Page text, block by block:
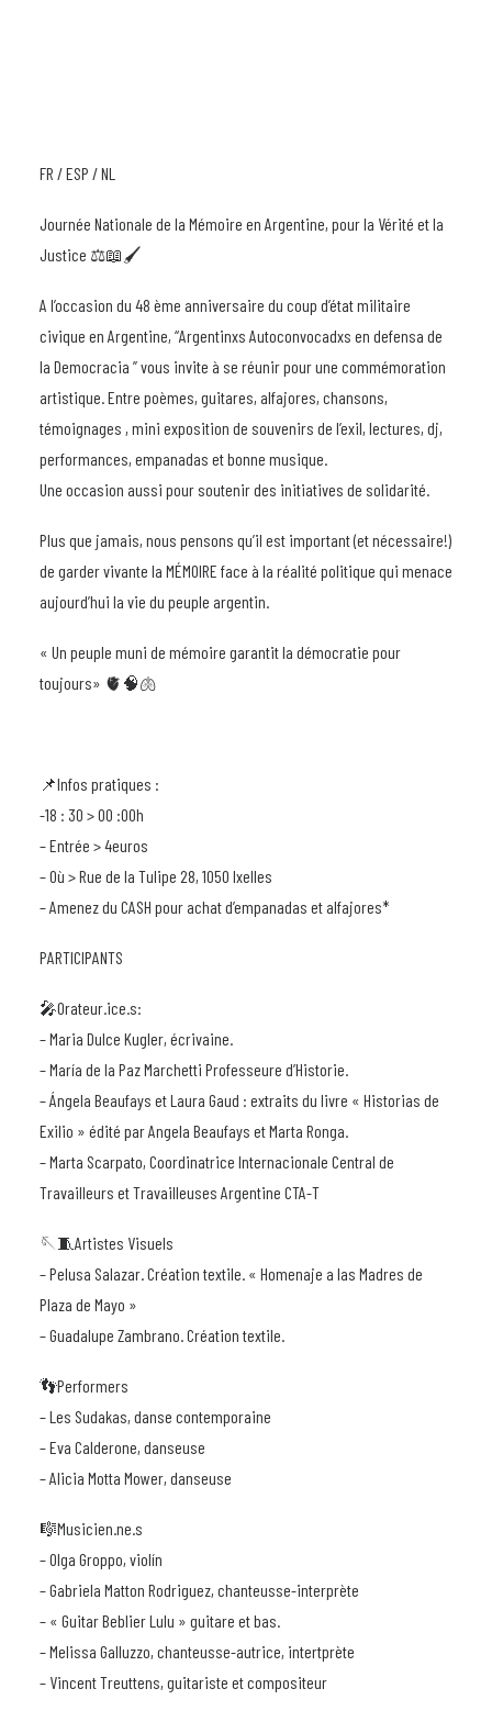
FR / ESP / NL
Journée Nationale de la Mémoire en Argentine, pour la Vérité et la
Justice ⚖️📖🖌
A l’occasion du 48 ème anniversaire du coup d’état militaire
civique en Argentine, “Argentinxs Autoconvocadxs en defensa de
la Democracia ” vous invite à se réunir pour une commémoration
artistique. Entre poèmes, guitares, alfajores, chansons,
témoignages , mini exposition de souvenirs de l’exil, lectures, dj,
performances, empanadas et bonne musique.
Une occasion aussi pour soutenir des initiatives de solidarité.
Plus que jamais, nous pensons qu’il est important (et nécessaire!)
de garder vivante la MÉMOIRE face à la réalité politique qui menace
aujourd’hui la vie du peuple argentin.
« Un peuple muni de mémoire garantit la démocratie pour
toujours» 🫀🧠🫁
📌Infos pratiques :
-18 : 30 > 00 :00h
– Entrée > 4euros
– Où > Rue de la Tulipe 28, 1050 Ixelles
– Amenez du CASH pour achat d’empanadas et alfajores*
PARTICIPANTS
🎤Orateur.ice.s:
– Maria Dulce Kugler, écrivaine.
– María de la Paz Marchetti Professeure d’Historie.
– Ángela Beaufays et Laura Gaud : extraits du livre « Historias de
Exilio » édité par Angela Beaufays et Marta Ronga.
– Marta Scarpato, Coordinatrice Internacionale Central de
Travailleurs et Travailleuses Argentine CTA-T
🪡🧵Artistes Visuels
– Pelusa Salazar. Création textile. « Homenaje a las Madres de
Plaza de Mayo »
– Guadalupe Zambrano. Création textile.
👣Performers
– Les Sudakas, danse contemporaine
– Eva Calderone, danseuse
– Alicia Motta Mower, danseuse
🎼Musicien.ne.s
– Olga Groppo, violín
– Gabriela Matton Rodriguez, chanteusse-interprète
– « Guitar Beblier Lulu » guitare et bas.
– Melissa Galluzzo, chanteusse-autrice, intertprète
– Vincent Treuttens, guitariste et compositeur